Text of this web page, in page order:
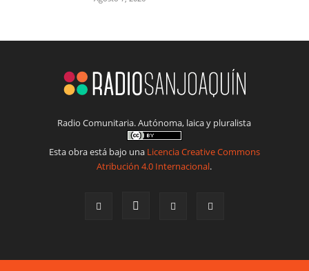
Radio Comunitaria. Autónoma, laica y pluralista
Esta obra está bajo una Licencia Creative Commons
Atribución 4.0 Internacional.